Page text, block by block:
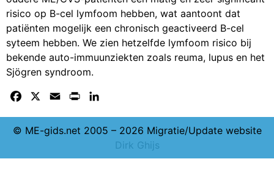
risico op B-cel lymfoom hebben, wat aantoont dat
patiënten mogelijk een chronisch geactiveerd B-cel
syteem hebben. We zien hetzelfde lymfoom risico bij
bekende auto-immuunziekten zoals reuma, lupus en het
Sjögren syndroom.
Facebook Email Print
© ME-gids.net 2005 – 2026 Migratie/Update website
Dirk Ghijs